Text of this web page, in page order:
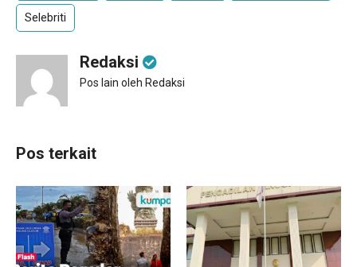
Selebriti
Redaksi
Pos lain oleh Redaksi
Pos terkait